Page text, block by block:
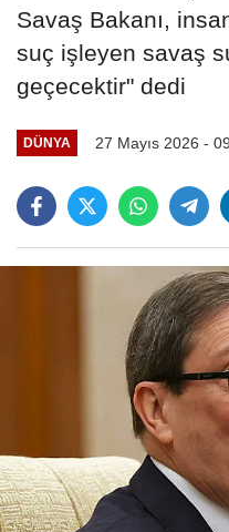
Savaş Bakanı,
suç işleyen savaş
geçecektir" dedi
DÜNYA 27 Mayıs 2026 -